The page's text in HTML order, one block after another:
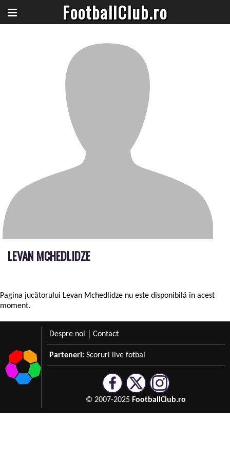
FootballClub.ro
LEVAN MCHEDLIDZE
Pagina jucătorului Levan Mchedlidze nu este disponibilă în acest
moment.
Despre noi Contact
Parteneri: Scoruri live fotbal
© 2007-2025 FootballClub.ro